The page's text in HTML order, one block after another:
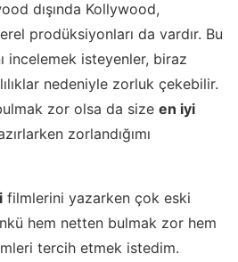
dışında Kollywood,
prodüksiyonları da vardır. Bu
incelemek isteyenler, biraz
nedeniyle zorluk çekebilir.
zor olsa da size en iyi
zorlandığımı
filmlerini yazarken çok eski
hem netten bulmak zor hem
tercih etmek istedim.